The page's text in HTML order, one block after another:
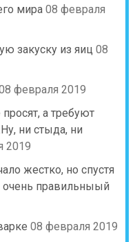
мира 08 февраля
закуску из яиц 08
февраля 2019
а требуют
ни стыда, ни
2019
жестко, но спустя
очень правильныый
08 февраля 2019